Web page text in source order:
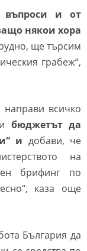
въпроси и от
някои хора
ще търсим
грабеж“,
направи всичко
бюджетът да
и добави, че
на
брифинг по
каза още
България да